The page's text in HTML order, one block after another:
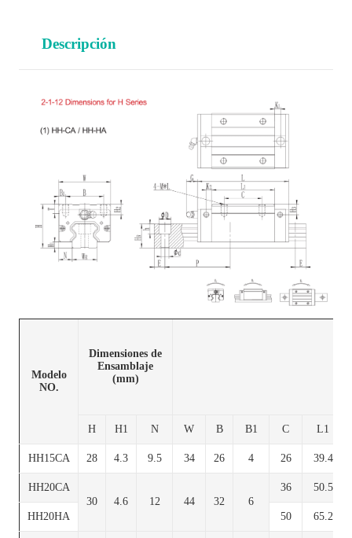
Descripción
Modelo
NO.
Dimensiones de
Ensamblaje
(mm)
H H1 N W B B1 C L1
HH15CA 28 4.3 9.5 34 26 4 26 39.4
HH20CA
30
4.6 12 44 32 6
36 50.5
HH20HA 50 65.2